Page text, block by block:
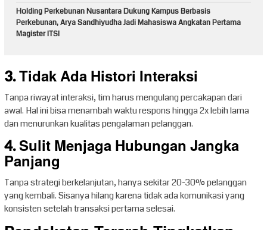
Holding Perkebunan Nusantara Dukung Kampus Berbasis
Perkebunan, Arya Sandhiyudha Jadi Mahasiswa Angkatan Pertama
Magister ITSI
3. Tidak Ada Histori Interaksi
Tanpa riwayat interaksi, tim harus mengulang percakapan dari
awal. Hal ini bisa menambah waktu respons hingga 2x lebih lama
dan menurunkan kualitas pengalaman pelanggan.
4. Sulit Menjaga Hubungan Jangka
Panjang
Tanpa strategi berkelanjutan, hanya sekitar 20-30% pelanggan
yang kembali. Sisanya hilang karena tidak ada komunikasi yang
konsisten setelah transaksi pertama selesai.